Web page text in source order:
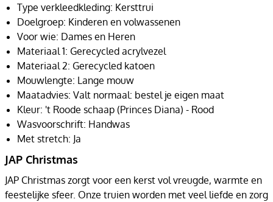
Type verkleedkleding: Kersttrui
Doelgroep: Kinderen en volwassenen
Voor wie: Dames en Heren
Materiaal 1: Gerecycled acrylvezel
Materiaal 2: Gerecycled katoen
Mouwlengte: Lange mouw
Maatadvies: Valt normaal: bestel je eigen maat
Kleur: 't Roode schaap (Princes Diana) - Rood
Wasvoorschrift: Handwas
Met stretch: Ja
JAP Christmas
JAP Christmas zorgt voor een kerst vol vreugde, warmte en
feestelijke sfeer. Onze truien worden met veel liefde en zorg